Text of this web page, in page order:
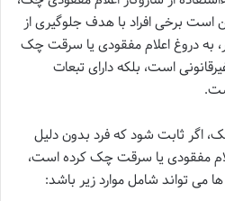
برخی افراد با هدف جلوگیری از
به دروغ اعلام مفقودی یا سرقت چک
است، بلکه دارای تبعات
صدور چک، اگر ثابت شود که فرد بدون دلیل
مفقودی یا سرقت چک کرده است،
می تواند شامل موارد زیر باشد: